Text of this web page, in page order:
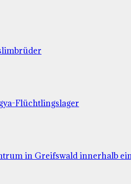
Flüchtlingslager
in Greifswald innerhalb